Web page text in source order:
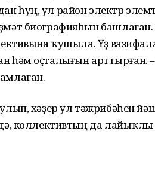
һуң, ул район электр
биографияһын
ҡушыла. Үҙ
һәм оҫталығын арттырған.
хәҙер ул тәжрибәһен
коллективтың да